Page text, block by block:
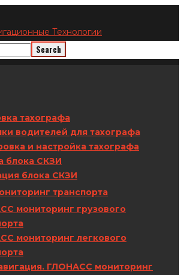
тахографа
водителей для тахографа
и настройка тахографа
блока СКЗИ
блока СКЗИ
транспорта
мониторинг грузового
мониторинг легкового
ГЛОНАСС мониторинг